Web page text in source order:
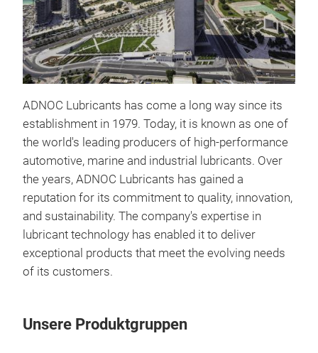
ADNOC Lubricants has come a long way since its
establishment in 1979. Today, it is known as one of
the world's leading producers of high-performance
automotive, marine and industrial lubricants. Over
the years, ADNOC Lubricants has gained a
reputation for its commitment to quality, innovation,
and sustainability. The company's expertise in
lubricant technology has enabled it to deliver
exceptional products that meet the evolving needs
of its customers.
Unsere Produktgruppen